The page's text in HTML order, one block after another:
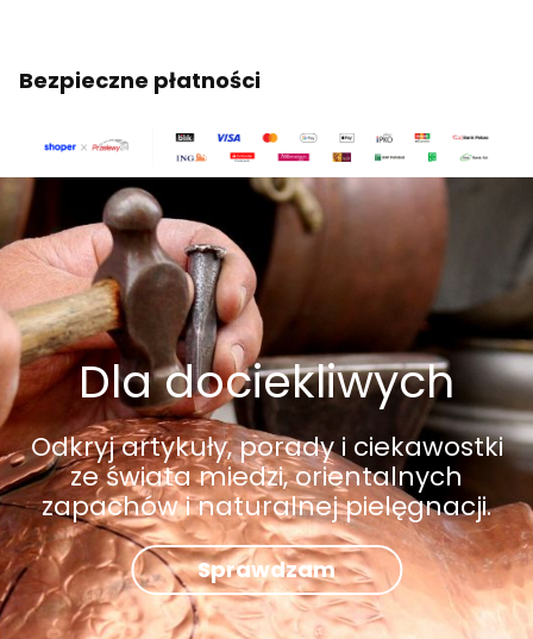
Bezpieczne płatności
Dla dociekliwych
Odkryj artykuły, porady i ciekawostki
ze świata miedzi, orientalnych
zapachów i naturalnej pielęgnacji.
Sprawdzam